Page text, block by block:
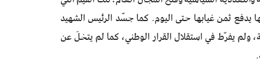
الاستبدادي بعد 2013، ولا يزال شعبها يدفع ثمن غيابها حتى اليوم. كما جسّد الرئيس الشهيد
ولم يفرّط في استقلال القرار الوطني، كما لم يتخلَ عن